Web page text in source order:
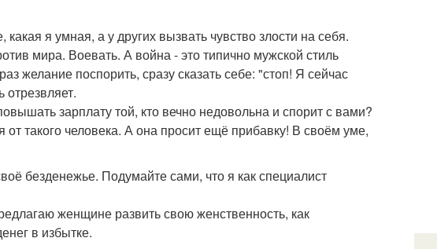
я умная, а у других вызвать чувство злости на себя.
мира. Воевать. А война - это типично мужской стиль
желание поспорить, сразу сказать себе: "стоп! Я сейчас
зарплату той, кто вечно недовольна и спорит с вами?
такого человека. А она просит ещё прибавку! В своём уме,
безденежье. Подумайте сами, что я как специалист
женщине развить свою женственность, как
в избытке.